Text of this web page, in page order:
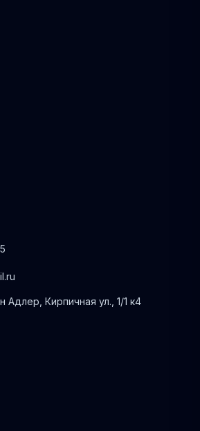
Адлер, Кирпичная ул., 1/1 к4